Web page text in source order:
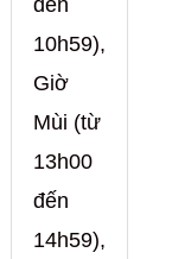
đến
10h59),
Giờ
Mùi (từ
13h00
đến
14h59),